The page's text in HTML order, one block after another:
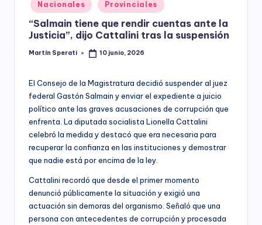
y
in
Nacionales Provinciales
“Salmain tiene que rendir cuentas ante la
Justicia”, dijo Cattalini tras la suspensión
Posted
Martín Sperati 10 junio, 2026
El Consejo de la Magistratura decidió suspender al juez
federal Gastón Salmain y enviar el expediente a juicio
político ante las graves acusaciones de corrupción que
enfrenta. La diputada socialista Lionella Cattalini
celebró la medida y destacó que era necesaria para
recuperar la confianza en las instituciones y demostrar
que nadie está por encima de la ley.
Cattalini recordó que desde el primer momento
denunció públicamente la situación y exigió una
actuación sin demoras del organismo. Señaló que una
persona con antecedentes de corrupción y procesada